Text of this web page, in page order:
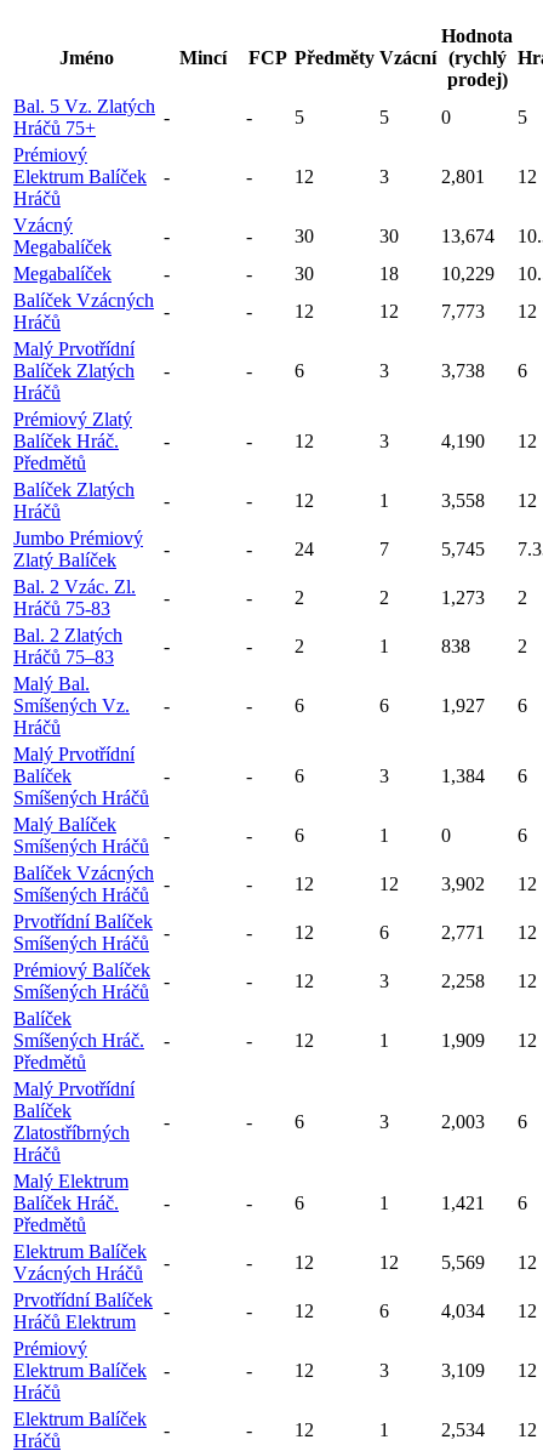
Jméno Mincí FCP Předměty Vzácní
Hodnota
(rychlý
prodej)
Bal. 5 Vz. Zlatých
Hráčů 75+
- - 5 5 0
5
Prémiový
Elektrum Balíček
Hráčů
- - 12 3 2,801 12
Vzácný
Megabalíček
- - 30 30 13,674
Megabalíček
- - 30 18 10,229
Balíček Vzácných
Hráčů
- - 12 12 7,773
12
Malý Prvotřídní
Balíček Zlatých
Hráčů
- - 6 3 3,738 6
Prémiový Zlatý
Balíček Hráč.
Předmětů
- - 12 3 4,190 12
Balíček Zlatých
Hráčů
- - 12 1 3,558
12
Jumbo Prémiový
Zlatý Balíček
- - 24 7 5,745
Bal. 2 Vzác. Zl.
Hráčů 75-83
- - 2 2 1,273
2
Bal. 2 Zlatých
Hráčů 75–83
- - 2 1 838
2
Malý Bal.
Smíšených Vz.
Hráčů
- - 6 6 1,927 6
Malý Prvotřídní
Balíček
Smíšených Hráčů
- - 6 3 1,384 6
Malý Balíček
Smíšených Hráčů
- - 6 1 0
6
Balíček Vzácných
Smíšených Hráčů
- - 12 12 3,902
12
Prvotřídní Balíček
Smíšených Hráčů
- - 12 6 2,771
12
Prémiový Balíček
Smíšených Hráčů
- - 12 3 2,258
12
Balíček
Smíšených Hráč.
Předmětů
- - 12 1 1,909 12
Malý Prvotřídní
Balíček
Zlatostříbrných
Hráčů
- - 6 3 2,003 6
Malý Elektrum
Balíček Hráč.
Předmětů
- - 6 1 1,421 6
Elektrum Balíček
Vzácných Hráčů
- - 12 12 5,569
12
Prvotřídní Balíček
Hráčů Elektrum
- - 12 6 4,034
12
Prémiový
Elektrum Balíček
Hráčů
- - 12 3 3,109 12
Elektrum Balíček
Hráčů
- - 12 1 2,534 12